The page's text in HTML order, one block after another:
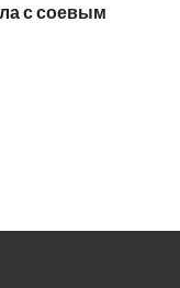
с соевым